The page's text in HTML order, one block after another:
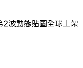
波動態貼圖全球上架